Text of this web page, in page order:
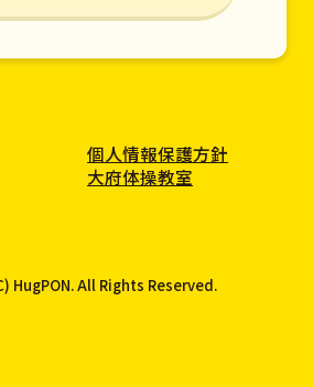
個人情報保護方針
大府体操教室
HugPON. All Rights Reserved.